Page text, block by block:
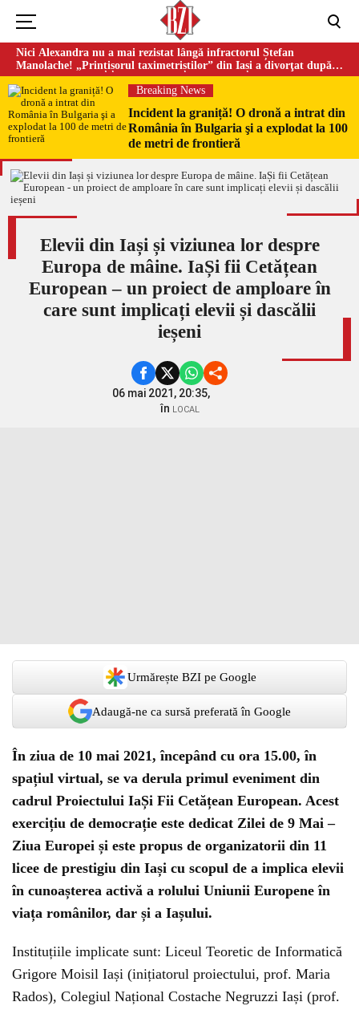
Nici Alexandra nu a mai rezistat lângă infractorul Ștefan
Manolache! „Prințișorul taximetriștilor” din Iași a divorţat după
doi ani de căsnicie
Breaking News
Incident la graniță! O dronă a intrat din
România în Bulgaria şi a explodat la 100
de metri de frontieră
Elevii din Iași și viziunea lor despre
Europa de mâine. IaȘi fii Cetățean
European – un proiect de amploare în
care sunt implicați elevii și dascălii
ieșeni
06 mai 2021, 20:35,
în LOCAL
Urmărește BZI pe Google
Adaugă-ne ca sursă preferată în Google
În ziua de 10 mai 2021, începând cu ora 15.00, în
spațiul virtual, se va derula primul eveniment din
cadrul Proiectului IaȘi Fii Cetățean European. Acest
exercițiu de democrație este dedicat Zilei de 9 Mai –
Ziua Europei și este propus de organizatorii din 11
licee de prestigiu din Iași cu scopul de a implica elevii
în cunoașterea activă a rolului Uniunii Europene în
viața românilor, dar și a Iașului.
Instituțiile implicate sunt: Liceul Teoretic de Informatică
Grigore Moisil Iași (inițiatorul proiectului, prof. Maria
Rados), Colegiul Național Costache Negruzzi Iași (prof.